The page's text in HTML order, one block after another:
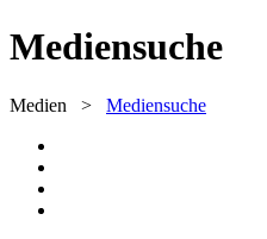
Mediensuche
Medien > Mediensuche